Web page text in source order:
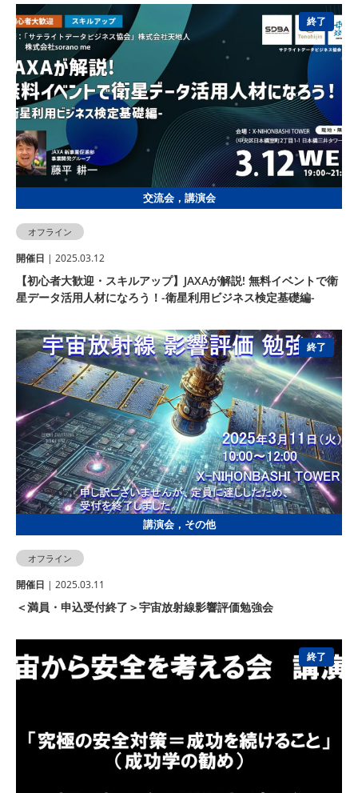
終了
交流会，講演会
オフライン
開催⽇ | 2025.03.12
【初心者大歓迎・スキルアップ】JAXAが解説! 無料イベントで衛
星データ活用人材になろう！-衛星利用ビジネス検定基礎編-
終了
講演会，その他
オフライン
開催⽇ | 2025.03.11
＜満員・申込受付終了＞宇宙放射線影響評価勉強会
終了